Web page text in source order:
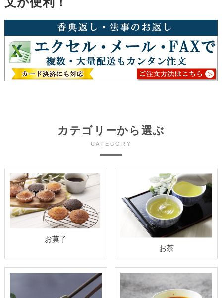
カテゴリーから選ぶ
CATEGORY
お菓子
お茶